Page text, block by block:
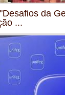
da
...